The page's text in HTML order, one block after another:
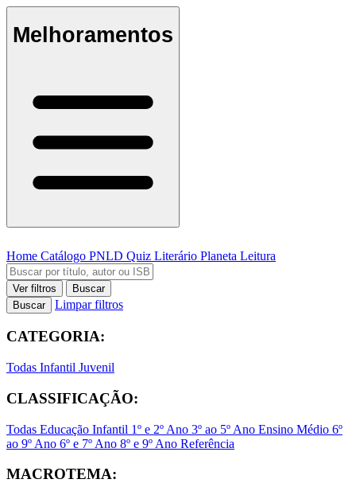
Melhoramentos
Home Catálogo PNLD Quiz Literário Planeta Leitura
Ver filtros
Buscar
Buscar
Limpar filtros
CATEGORIA:
Todas Infantil Juvenil
CLASSIFICAÇÃO:
Todas Educação Infantil 1º e 2º Ano 3º ao 5º Ano Ensino Médio 6º
ao 9º Ano 6º e 7º Ano 8º e 9º Ano Referência
MACROTEMA: